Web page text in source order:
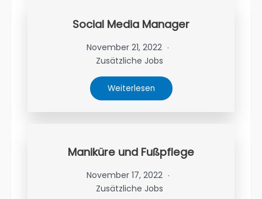
Social Media Manager
November 21, 2022
Zusätzliche Jobs
Weiterlesen
Maniküre und Fußpflege
November 17, 2022
Zusätzliche Jobs